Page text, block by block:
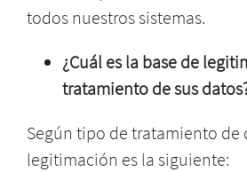
todos nuestros sistemas.
¿Cuál es la base de
tratamiento de sus
Según tipo de tratamiento de
legitimación es la siguiente: